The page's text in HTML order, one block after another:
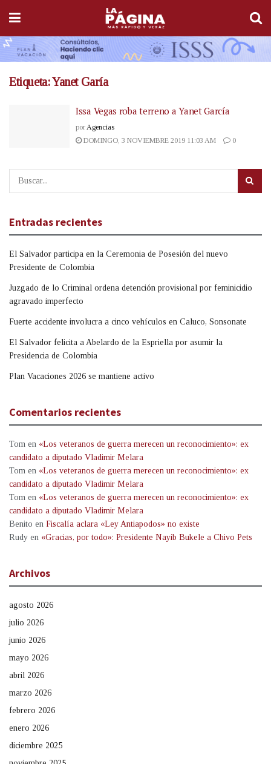
Etiqueta:Yanet Garía
Issa Vegas roba terreno a Yanet García
por Agencias
DOMINGO, 3 NOVIEMBRE 2019 11:03 AM
0
Entradas recientes
El Salvador participa en la Ceremonia de Posesión del nuevo
Presidente de Colombia
Juzgado de lo Criminal ordena detención provisional por feminicidio
agravado imperfecto
Fuerte accidente involucra a cinco vehículos en Caluco, Sonsonate
El Salvador felicita a Abelardo de la Espriella por asumir la
Presidencia de Colombia
Plan Vacaciones 2026 se mantiene activo
Comentarios recientes
Tom en «Los veteranos de guerra merecen un reconocimiento»: ex
candidato a diputado Vladimir Melara
Tom en «Los veteranos de guerra merecen un reconocimiento»: ex
candidato a diputado Vladimir Melara
Tom en «Los veteranos de guerra merecen un reconocimiento»: ex
candidato a diputado Vladimir Melara
Benito en Fiscalía aclara «Ley Antiapodos» no existe
Rudy en «Gracias, por todo»: Presidente Nayib Bukele a Chivo Pets
Archivos
agosto 2026
julio 2026
junio 2026
mayo 2026
abril 2026
marzo 2026
febrero 2026
enero 2026
diciembre 2025